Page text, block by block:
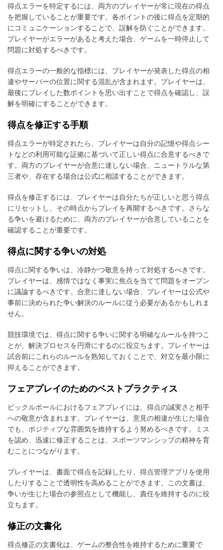
得点エラーを特定するには、両方のプレイヤーが常に現在の得点
を把握していることが重要です。各ポイントの後に得点を定期的
にコミュニケーションすることで、誤解を防ぐことができます。
プレイヤーがエラーがあると考えた場合、ゲームを一時停止して
問題に対処するべきです。
得点エラーの一般的な指標には、プレイヤーが発表した得点の相
違やサーバーの位置に関する混乱が含まれます。プレイヤーは、
最後にプレイした数ポイントを思い出すことで得点を確認し、誤
解を明確にすることができます。
得点を修正する手順
得点エラーが特定されたら、プレイヤーは自分の記憶や得点シー
トなどの利用可能な証拠に基づいて正しい得点に合意するべきで
す。両方のプレイヤーが合意に達しない場合、ニュートラルな第
三者や、存在する場合は公式に相談することができます。
得点を修正するには、プレイヤーは自分たちが正しいと思う得点
にリセットし、その時点からプレイを再開するべきです。さらな
る争いを避けるために、両方のプレイヤーが合意していることを
確認することが重要です。
得点に関する争いの対処
得点に関する争いは、冷静かつ敬意を持って対処するべきです。
プレイヤーは、感情ではなく事実に焦点を当てて問題をオープン
に議論するべきです。合意に達しない場合、プレイヤーは公式や
事前に決められた争い解決のルールに従う必要があるかもしれま
せん。
競技環境では、得点に関する争いに関する明確なルールを持つこ
とが、解決プロセスを円滑にするのに役立ちます。プレイヤーは
試合前にこれらのルールを熟知しておくことで、対立を最小限に
抑えることができます。
フェアプレイのためのベストプラクティス
ピックルボールにおけるフェアプレイには、得点の誠実さと相手
への敬意が含まれます。プレイヤーは、意見の相違が生じた場合
でも、ポジティブな雰囲気を維持するよう努めるべきです。ミス
を認め、迅速に修正することは、スポーツマンシップの精神を育
むことにつながります。
プレイヤーは、書面で得点を記録したり、得点管理アプリを使用
したりすることで透明性を高めることができます。この文書は、
争いが生じた場合の参照点として機能し、責任を維持するのに役
立ちます。
修正の文書化
得点修正の文書化は、ゲームの整合性を維持するために重要で